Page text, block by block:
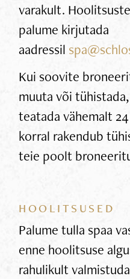
varakult.
palume kirjutada
aadressil
Kui soovite
muuta või
teatada vähemalt
korral rakendub
teie poolt
HOOLITSUSED
Palume tulla spaa
enne hoolitsuse
rahulikult